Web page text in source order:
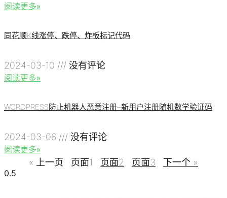
阅读更多»
同花顺K线涨停、跌停、炸板标记代码
2024-03-10 没有评论
阅读更多»
WORDPRESS防止机器人恶意注册–新用户注册随机数学验证码
2024-03-06 没有评论
阅读更多»
« 上一页 页面1 页面2 页面3 下一个 »